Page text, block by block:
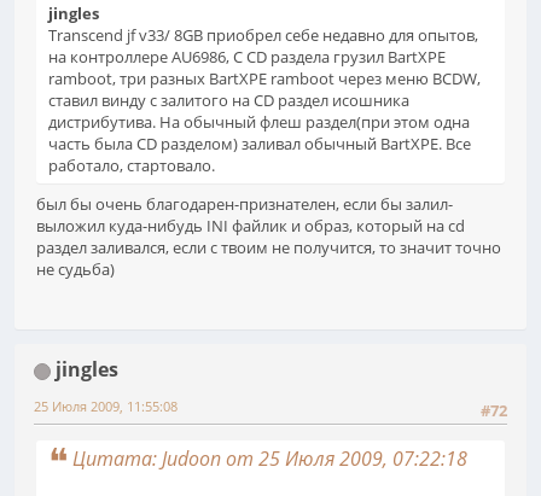
jingles
Transcend jf v33/ 8GB приобрел себе недавно для опытов,
на контроллере AU6986, С CD раздела грузил BartXPE
ramboot, три разных BartXPE ramboot через меню BCDW,
ставил винду с залитого на CD раздел исошника
дистрибутива. На обычный флеш раздел(при этом одна
часть была CD разделом) заливал обычный BartXPE. Все
работало, стартовало.
был бы очень благодарен-признателен, если бы залил-
выложил куда-нибудь INI файлик и образ, который на cd
раздел заливался, если с твоим не получится, то значит точно
не судьба)
jingles
#72
25 Июля 2009, 11:55:08
Цитата: Judoon от 25 Июля 2009, 07:22:18